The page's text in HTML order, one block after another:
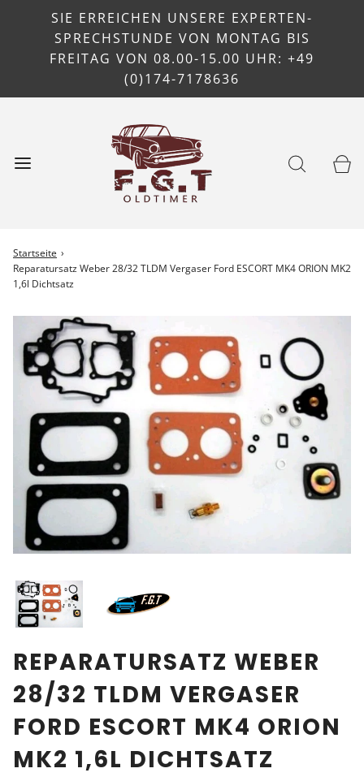
SIE ERREICHEN UNSERE EXPERTEN-
SPRECHSTUNDE VON MONTAG BIS
FREITAG VON 08.00-15.00 UHR: +49
(0)174-7178636
Startseite ›
Reparatursatz Weber 28/32 TLDM Vergaser Ford ESCORT MK4 ORION MK2
1,6l Dichtsatz
REPARATURSATZ WEBER
28/32 TLDM VERGASER
FORD ESCORT MK4 ORION
MK2 1,6L DICHTSATZ